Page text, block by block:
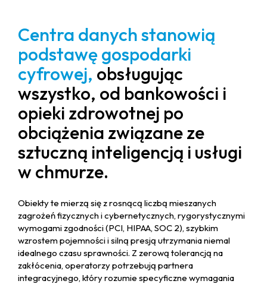
Centra danych stanowią
podstawę gospodarki
cyfrowej, obsługując
wszystko, od bankowości i
opieki zdrowotnej po
obciążenia związane ze
sztuczną inteligencją i usługi
w chmurze.
Obiekty te mierzą się z rosnącą liczbą mieszanych
zagrożeń fizycznych i cybernetycznych, rygorystycznymi
wymogami zgodności (PCI, HIPAA, SOC 2), szybkim
wzrostem pojemności i silną presją utrzymania niemal
idealnego czasu sprawności. Z zerową tolerancją na
zakłócenia, operatorzy potrzebują partnera
integracyjnego, który rozumie specyficzne wymagania